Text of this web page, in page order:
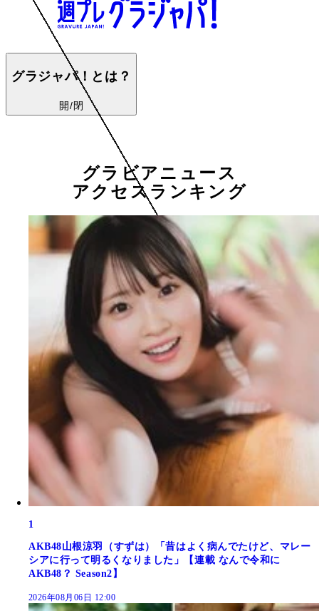
グラジャパ！とは？
開/閉
グラビアニュース
アクセスランキング
1
AKB48山根涼羽（すずは）「昔はよく病んでたけど、マレー
シアに行って明るくなりました」【連載 なんで令和に
AKB48？ Season2】
2026年08月06日 12:00